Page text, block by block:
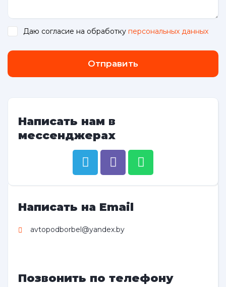
Даю согласие на обработку персональных данных
Отправить
Написать нам в
мессенджерах
Написать на Email
avtopodborbel@yandex.by
Позвонить по телефону